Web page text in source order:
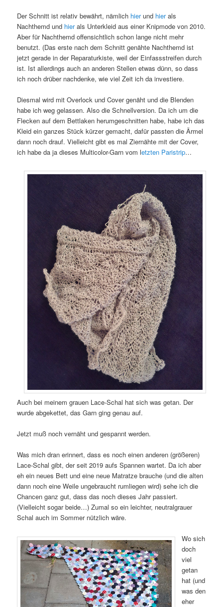
Der Schnitt ist relativ bewährt, nämlich hierund hierals
Nachthemd und hierals Unterkleid aus einer Knipmode von 2010.
Aber für Nachthemd offensichtlich schon lange nicht mehr
benutzt. (Das erste nach dem Schnitt genähte Nachthemd ist
jetzt gerade in der Reparaturkiste, weil der Einfassstreifen durch
ist. Ist allerdings auch an anderen Stellen etwas dünn, so dass
ich noch drüber nachdenke, wie viel Zeit ich da investiere.
Diesmal wird mit Overlock und Cover genäht und die Blenden
habe ich weg gelassen. Also die Schnellversion. Da ich um die
Flecken auf dem Bettlaken herumgeschnitten habe, habe ich das
Kleid ein ganzes Stück kürzer gemacht, dafür passten die Ärmel
dann noch drauf. Vielleicht gibt es mal Ziernähte mit der Cover,
ich habe da ja dieses Multicolor-Garn vom letzten Paristrip…
Auch bei meinem grauen Lace-Schal hat sich was getan. Der
wurde abgekettet, das Garn ging genau auf.
Jetzt muß noch vernäht und gespannt werden.
Was mich dran erinnert, dass es noch einen anderen (größeren)
Lace-Schal gibt, der seit 2019 aufs Spannen wartet. Da ich aber
eh ein neues Bett und eine neue Matratze brauche (und die alten
dann noch eine Weile ungebraucht rumliegen wird) sehe ich die
Chancen ganz gut, dass das noch dieses Jahr passiert.
(Vielleicht sogar beide…) Zumal so ein leichter, neutralgrauer
Schal auch im Sommer nützlich wäre.
Wo sich
doch
viel
getan
hat (und
was den
eher